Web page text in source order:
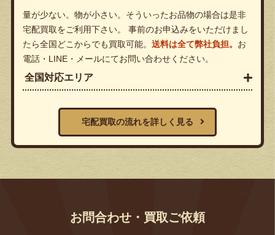
量が少ない。物が小さい。そういったお品物の場合は是非
宅配買取をご利用下さい。 事前のお申込みをいただけまし
たら全国どこからでも買取可能。 送料は全て弊社負担。 お
電話・LINE・メールにてお問い合わせください。
全国対応エリア
宅配買取の流れを詳しく見る
お問合わせ・買取ご依頼